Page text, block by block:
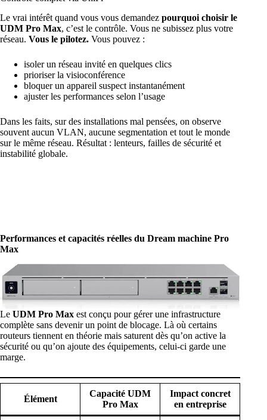
Le vrai intérêt quand vous vous demandez pourquoi choisir le
UDM Pro Max, c’est le contrôle. Vous ne subissez plus votre
réseau. Vous le pilotez. Vous pouvez :
isoler un réseau invité en quelques clics
prioriser la visioconférence
bloquer un appareil suspect instantanément
ajuster les performances selon l’usage
Dans les faits, sur des installations mal pensées, on observe
souvent aucun VLAN, aucune segmentation et tout le monde
sur le même réseau. Résultat : lenteurs, failles de sécurité et
instabilité globale.
Performances et capacités réelles du Dream machine Pro
Max
Le UDM Pro Max est conçu pour gérer une infrastructure
complète sans devenir un point de blocage. Là où certains
routeurs tiennent en théorie mais saturent dès qu’on active la
sécurité ou qu’on ajoute des équipements, celui-ci garde une
marge.
Élément
Capacité UDM
Pro Max
Impact concret
en entreprise